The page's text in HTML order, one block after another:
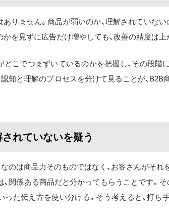
りません。商品が弱いのか、理解されていない
を見ずに広告だけ増やしても、改善の精度は上
どこでつまずいているのかを把握し、その段階
認知と理解のプロセスを分けて見ることが、
されていないを疑う
のは商品力そのものではなく、お客さんがそれ
関係ある商品だと分かってもらうことです。そ
った伝え方を使い分ける。そう考えると、打ち